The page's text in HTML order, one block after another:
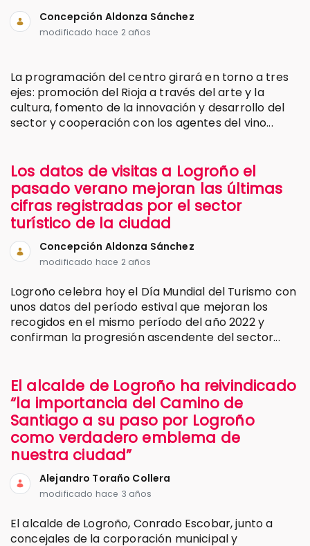
Concepción Aldonza Sánchez
modificado hace 2 años
La programación del centro girará en torno a tres
ejes: promoción del Rioja a través del arte y la
cultura, fomento de la innovación y desarrollo del
sector y cooperación con los agentes del vino...
Los datos de visitas a Logroño el
pasado verano mejoran las últimas
cifras registradas por el sector
turístico de la ciudad
Concepción Aldonza Sánchez
modificado hace 2 años
Logroño celebra hoy el Día Mundial del Turismo con
unos datos del período estival que mejoran los
recogidos en el mismo período del año 2022 y
confirman la progresión ascendente del sector...
El alcalde de Logroño ha reivindicado
“la importancia del Camino de
Santiago a su paso por Logroño
como verdadero emblema de
nuestra ciudad”
Alejandro Toraño Collera
modificado hace 3 años
El alcalde de Logroño, Conrado Escobar, junto a
concejales de la corporación municipal y